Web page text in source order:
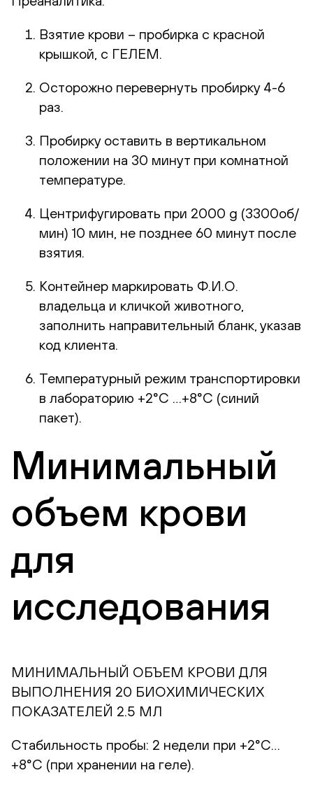
Взятие крови – пробирка с красной
крышкой, с ГЕЛЕМ.
Осторожно перевернуть пробирку 4-6
раз.
Пробирку оставить в вертикальном
положении на 30 минут при комнатной
температуре.
Центрифугировать при 2000 g (3300об/
мин) 10 мин, не позднее 60 минут после
взятия.
Контейнер маркировать Ф.И.О.
владельца и кличкой животного,
заполнить направительный бланк, указав
код клиента.
Температурный режим транспортировки
в лабораторию +2°С …+8°С (синий
пакет).
Минимальный
объем крови
для
исследования
МИНИМАЛЬНЫЙ ОБЪЕМ КРОВИ ДЛЯ
ВЫПОЛНЕНИЯ 20 БИОХИМИЧЕСКИХ
ПОКАЗАТЕЛЕЙ 2.5 МЛ
Стабильность пробы: 2 недели при +2°С…
+8°С (при хранении на геле).